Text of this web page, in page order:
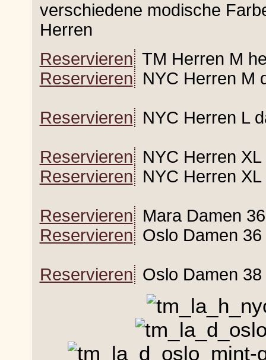
verschiedene modische
Herren
Reservieren TM Herren M
Reservieren NYC Herren M
Reservieren NYC Herren L
Reservieren NYC Herren
Reservieren NYC Herren
Reservieren Mara Damen
Reservieren Oslo Damen
Reservieren Oslo Damen